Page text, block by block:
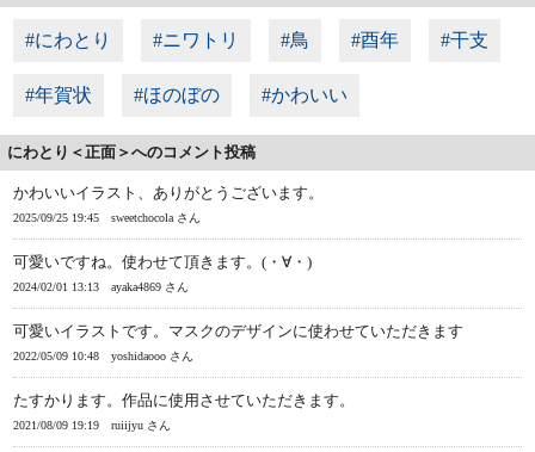
#にわとり #ニワトリ #鳥 #酉年 #干支
#年賀状 #ほのぼの #かわいい
にわとり＜正面＞へのコメント投稿
かわいいイラスト、ありがとうございます。
2025/09/25 19:45 sweetchocola さん
可愛いですね。使わせて頂きます。(・∀・)
2024/02/01 13:13 ayaka4869 さん
可愛いイラストです。マスクのデザインに使わせていただきます
2022/05/09 10:48 yoshidaooo さん
たすかります。作品に使用させていただきます。
2021/08/09 19:19 ruiijyu さん